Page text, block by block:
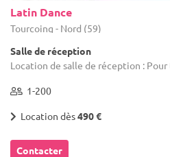
Latin Dance
Tourcoing - Nord (59)
Salle de réception
Location de salle de réception :
1-200
Location dès490 €
Contacter